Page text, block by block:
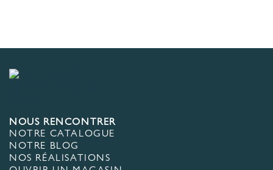
NOUS RENCONTRER
NOTRE CATALOGUE
NOTRE BLOG
NOS RÉALISATIONS